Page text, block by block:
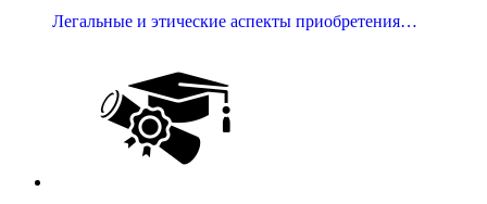
Легальные и этические аспекты приобретения…